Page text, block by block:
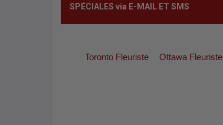
SPÉCIALES via E-MAIL ET SMS
Toronto Fleuriste Ottawa Fleuriste